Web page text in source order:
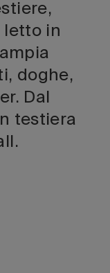
letto in
doghe,
Dal
testiera